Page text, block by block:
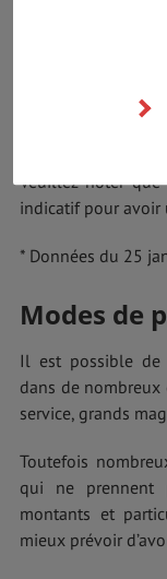
Quelques
Veuillez noter
indicatif pour avoir
* Données du 25
Modes de
Il est possible de
dans de nombreux
service, grands
Toutefois
qui ne prennent
montants et
mieux prévoir